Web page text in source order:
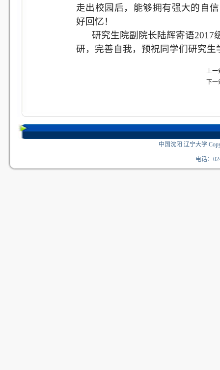
走出校园后，能够拥有强大的自
好回忆！
研究生院副院长陆辉寄语2017
研，完善自我，预祝同学们研究生
上一
下
中国沈阳 辽宁大学
电话：